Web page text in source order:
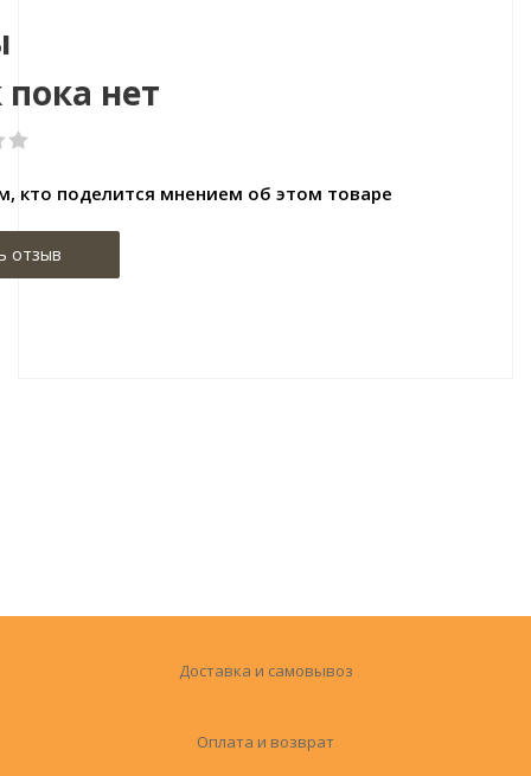
нет
кто поделится мнением об этом товаре
отзыв
Доставка и самовывоз
Оплата и возврат